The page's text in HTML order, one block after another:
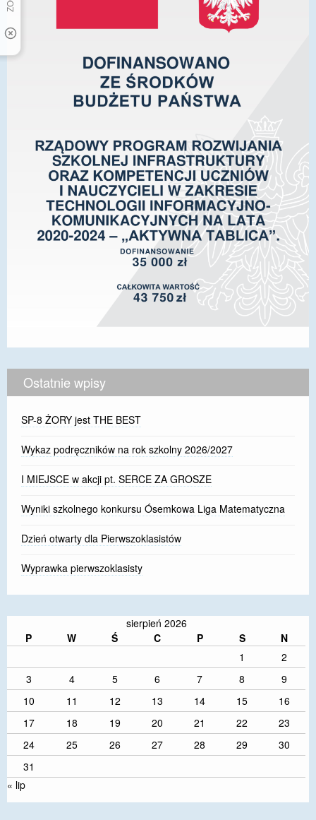
Ostatnie wpisy
SP-8 ŻORY jest THE BEST
Wykaz podręczników na rok szkolny 2026/2027
I MIEJSCE w akcji pt. SERCE ZA GROSZE
Wyniki szkolnego konkursu Ósemkowa Liga Matematyczna
Dzień otwarty dla Pierwszoklasistów
Wyprawka pierwszoklasisty
sierpień 2026
P
W Ś C P S
N
1
2
3
4 5 6 7 8
9
10
11 12 13 14 15
16
17
18 19 20 21 22
23
24
25 26 27 28 29
30
31
« lip